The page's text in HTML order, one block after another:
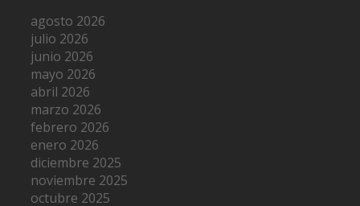
agosto 2026
julio 2026
junio 2026
mayo 2026
abril 2026
marzo 2026
febrero 2026
enero 2026
diciembre 2025
noviembre 2025
octubre 2025